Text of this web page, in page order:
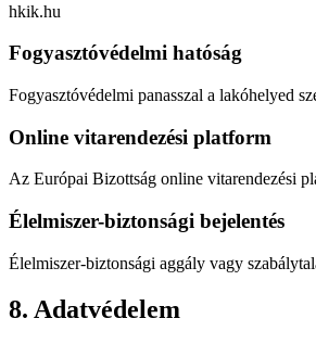
hkik.hu
Fogyasztóvédelmi hatóság
Fogyasztóvédelmi panasszal a lakóhelyed
Online vitarendezési platform
Az Európai Bizottság online vitarendezési
Élelmiszer-biztonsági bejelentés
Élelmiszer-biztonsági aggály vagy
8. Adatvédelem